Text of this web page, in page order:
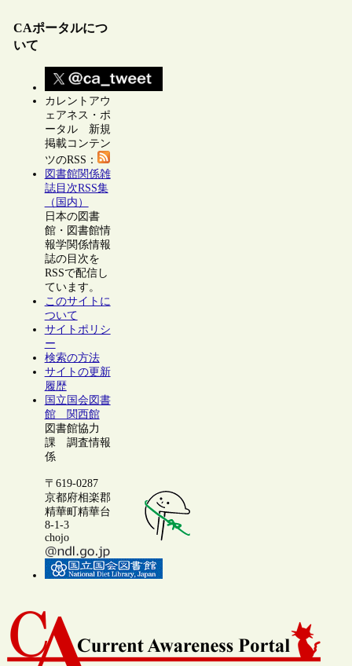
CAポータルにつ
いて
カレントアウ
ェアネス・ポ
ータル 新規
掲載コンテン
ツのRSS：
図書館関係雑
誌目次RSS集
（国内）
日本の図書
館・図書館情
報学関係情報
誌の目次を
RSSで配信し
ています。
このサイトに
ついて
サイトポリシ
ー
検索の方法
サイトの更新
履歴
国立国会図書
館 関西館
図書館協力
課 調査情報
係
〒619-0287
京都府相楽郡
精華町精華台
8-1-3
chojo